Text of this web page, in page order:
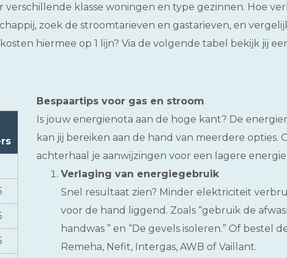
verschillende klasse woningen en type gezinnen. Hoe
zoek de stroomtarieven en gastarieven, en
hiermee op 1 lijn? Via de volgende tabel bekijk jij
Bespaartips voor gas en stroom
Is jouw energienota aan de hoge kant? De
kan jij bereiken aan de hand van meerdere opties.
achterhaal je aanwijzingen voor een lagere
Verlaging van energiegebruik
Snel resultaat zien? Minder elektriciteit
voor de hand liggend. Zoals “gebruik de
handwas ” en “De gevels isoleren.” Of bestel
Remeha, Nefit, Intergas, AWB of Vaillant.